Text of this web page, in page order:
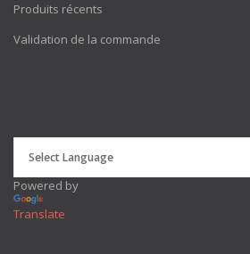
Produits récents
Validation de la commande
Powered by
Translate